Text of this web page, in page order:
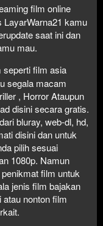
film online
LayarWarna21 kamu
saat ini dan
mau.
seperti film asia
segala macam
, Horror Ataupun
disini secara gratis.
bluray, web-dl, hd,
disini dan untuk
pilih sesuai
1080p. Namun
film untuk
jenis film bajakan
nonton film